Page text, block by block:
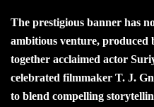
The prestigious banner has
ambitious venture,
together acclaimed actor
celebrated filmmaker T. J.
to blend compelling